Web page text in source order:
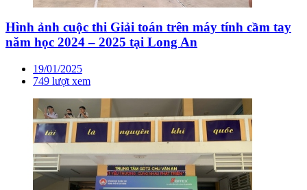
Hình ảnh cuộc thi Giải toán trên máy tính cầm tay
năm học 2024 – 2025 tại Long An
19/01/2025
749 lượt xem